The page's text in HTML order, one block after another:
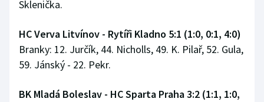
Sklenička.
HC Verva Litvínov - Rytíři Kladno 5:1 (1:0, 0:1, 4:0)
Branky: 12. Jurčík, 44. Nicholls, 49. K. Pilař, 52. Gula,
59. Jánský - 22. Pekr.
BK Mladá Boleslav - HC Sparta Praha 3:2 (1:1, 1:0,